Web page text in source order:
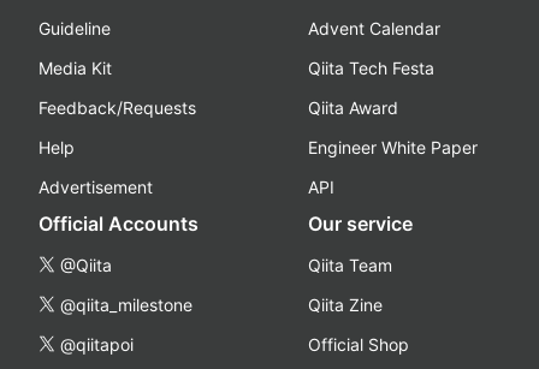
Guideline
Media Kit
Feedback/Requests
Help
Advertisement
Advent Calendar
Qiita Tech Festa
Qiita Award
Engineer White Paper
API
Official Accounts
@Qiita
@qiita_milestone
@qiitapoi
Our service
Qiita Team
Qiita Zine
Official Shop